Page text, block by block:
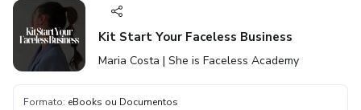
Kit Start Your Faceless Business
Maria Costa | She is Faceless Academy
Formato: eBooks ou Documentos